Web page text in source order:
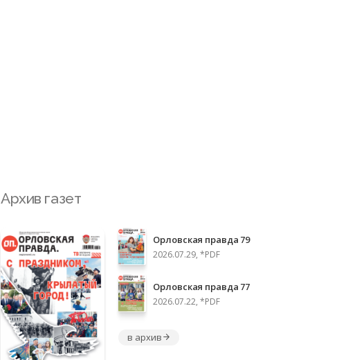
Архив газет
Орловская правда 79
2026.07.29, *PDF
Орловская правда 77
2026.07.22, *PDF
в архив